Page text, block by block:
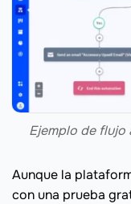
Ejemplo de flujo
Aunque la
con una prueba